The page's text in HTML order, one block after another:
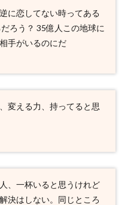
に恋してない時ってある
ろう？ 35億人この地球に
手がいるのにだ
変える力、持ってると思
、一杯いると思うけれど
決はしない。同じところ